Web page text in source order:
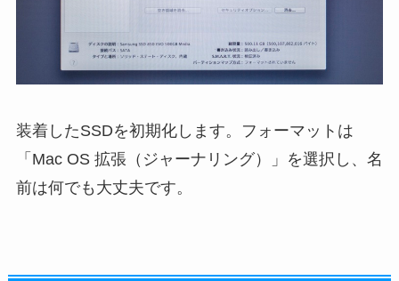
装着したSSDを初期化します。フォーマットは
「Mac OS 拡張（ジャーナリング）」を選択し、名
前は何でも大丈夫です。